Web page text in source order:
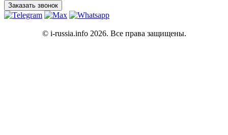
Заказать звонок
© i-russia.info 2026. Все права защищены.